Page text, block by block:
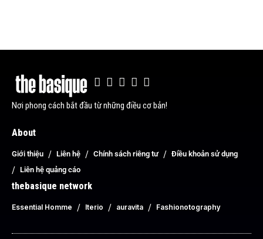
Nơi phong cách bắt đầu từ những điều cơ bản!
About
Giới thiệu Liên hệ Chính sách riêng tư
Điều khoản sử dụng
Liên hệ quảng cáo
thebasique network
Essential Homme Iterio auravita Fashionotography